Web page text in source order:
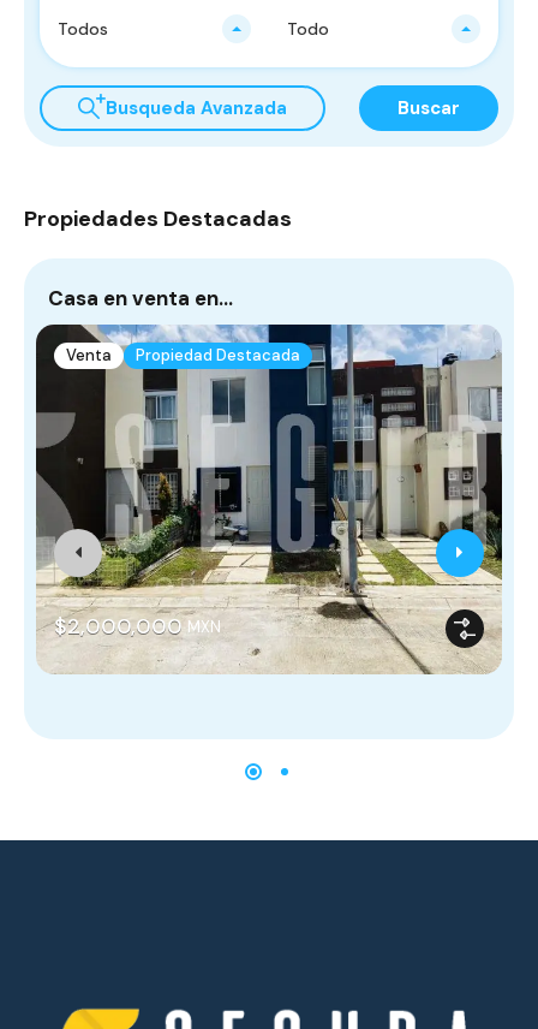
Todos Todo
Busqueda Avanzada Buscar
Propiedades Destacadas
Casa en venta en…
Venta Propiedad Destacada
$2,000,000 MXN